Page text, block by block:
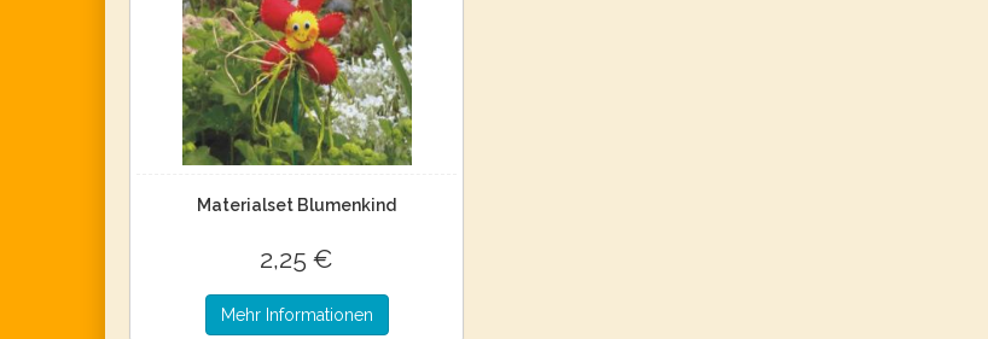
Materialset Blumenkind
2,25 €
Mehr Informationen